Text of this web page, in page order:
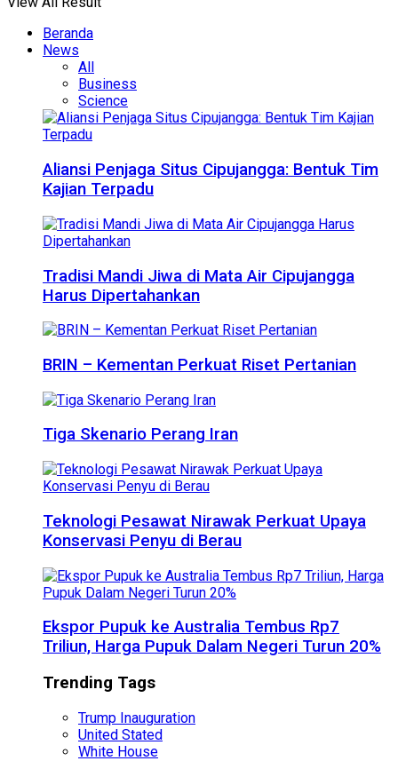
Beranda
News
All
Business
Science
Aliansi Penjaga Situs Cipujangga: Bentuk Tim
Kajian Terpadu
Tradisi Mandi Jiwa di Mata Air Cipujangga
Harus Dipertahankan
BRIN – Kementan Perkuat Riset Pertanian
Tiga Skenario Perang Iran
Teknologi Pesawat Nirawak Perkuat Upaya
Konservasi Penyu di Berau
Ekspor Pupuk ke Australia Tembus Rp7
Triliun, Harga Pupuk Dalam Negeri Turun 20%
Trending Tags
Trump Inauguration
United Stated
White House